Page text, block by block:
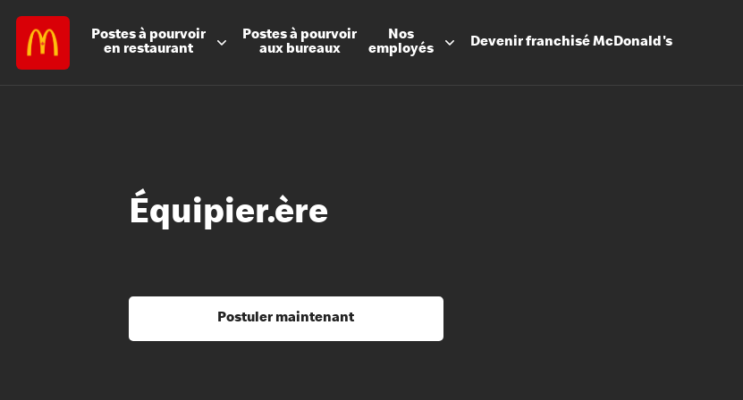
Postes à pourvoir
en restaurant
Postes à pourvoir
aux bureaux
Nos
employés
DevenirfranchiséMcDonald's
Équipier.ère
Postuler maintenant